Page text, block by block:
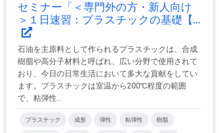
セミナー「＜専門外の方・新人向け
＞１日速習：プラスチックの基礎【...
石油を主原料として作られるプラスチックは、合成
樹脂や高分子材料と呼ばれ、広い分野で使用されて
おり、今日の日常生活において多大な貢献をしてい
ます。プラスチックは室温から200℃程度の範囲
で、粘弾性...
プラスチック 成形 弾性 粘弾性 樹脂